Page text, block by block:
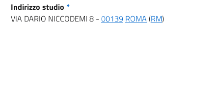
Indirizzo studio *
VIA DARIO NICCODEMI 8 - 00139 ROMA (RM)